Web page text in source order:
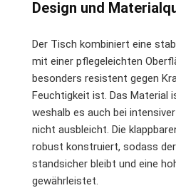
Design und
Der Tisch kombiniert eine
mit einer pflegeleichten
besonders resistent gegen
Feuchtigkeit ist. Das Material
weshalb es auch bei
nicht ausbleicht. Die
robust konstruiert, sodass
standsicher bleibt und eine
gewährleistet.